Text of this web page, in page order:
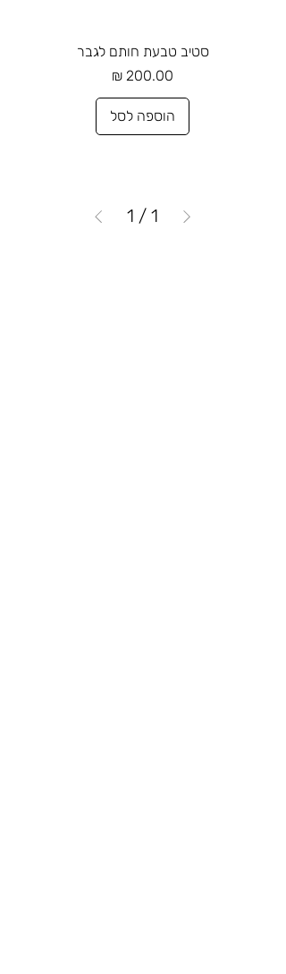
סטיב טבעת חותם לגבר
מחיר
הוספה לסל
1
/
1